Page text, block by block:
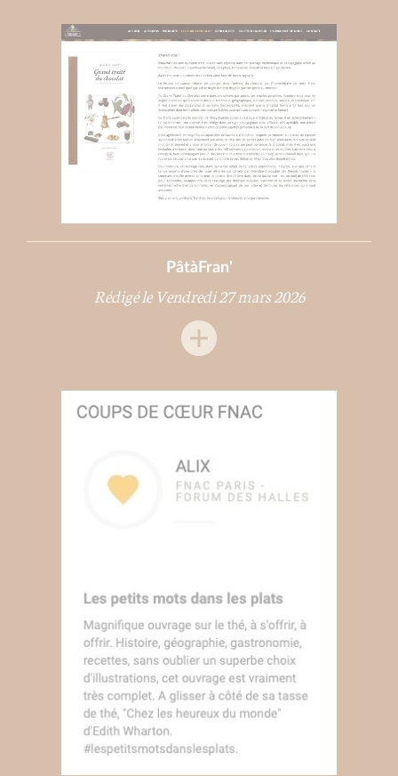
PâtàFran'
Rédigé le Vendredi 27 mars 2026